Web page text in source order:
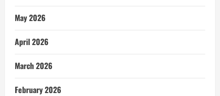
May 2026
April 2026
March 2026
February 2026